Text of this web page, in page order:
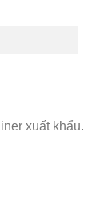
xuất khẩu.